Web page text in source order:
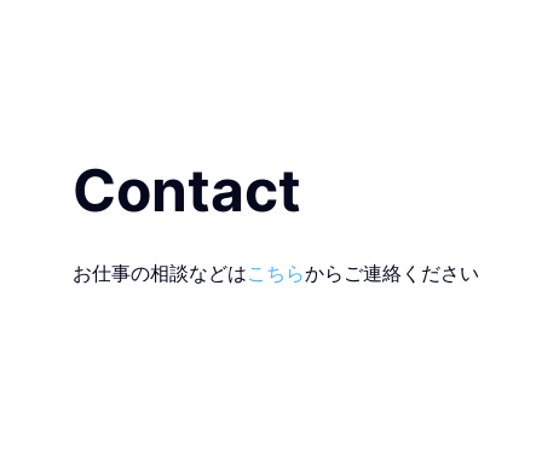
Contact
お仕事の相談などはこちらからご連絡ください